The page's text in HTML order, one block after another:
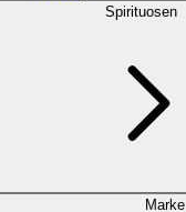
Spirituosen
Marke